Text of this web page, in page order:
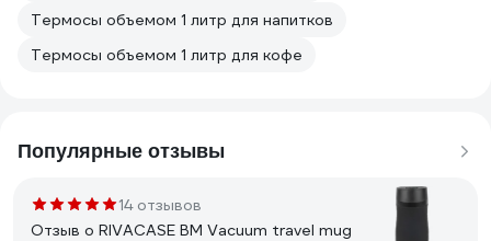
Термосы объемом 1 литр для напитков
Термосы объемом 1 литр для кофе
Популярные отзывы
14 отзывов
Отзыв о RIVACASE BM Vacuum travel mug